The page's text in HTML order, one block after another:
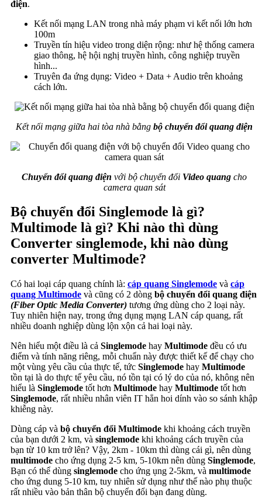
điện.
Kết nối mạng LAN trong nhà máy phạm vi kết nối lớn hơn
100m
Truyền tín hiệu video trong diện rộng: như hệ thống camera
giao thông, hệ hội nghị truyền hình, công nghiệp truyền
hình...
Truyên đa ứng dụng: Video + Data + Audio trên khoảng
cách lớn.
Kết nối mạng giữa hai tòa nhà bằngbộ chuyển đổi quang điện
Chuyển đổi quang điện với bộ chuyển đổi Video quang cho
camera quan sát
Bộ chuyển đổi Singlemode là gì?
Multimode là gì? Khi nào thì dùng
Converter singlemode, khi nào dùng
converter Multimode?
Có hai loại cáp quang chính là: cáp quang Singlemode và cáp
quang Multimode và cũng có 2 dòng bộ chuyển đổi quang điện
(Fiber Optic Media Converter) tương ứng dùng cho 2 loại này.
Tuy nhiên hiện nay, trong ứng dụng mạng LAN cáp quang, rất
nhiều doanh nghiệp dùng lộn xộn cả hai loại này.
Nên hiểu một điều là cả Singlemode hay Multimode đều có ưu
điểm và tính năng riêng, mỗi chuẩn này được thiết kế để chạy cho
một vùng yêu cầu của thực tế, tức Singlemode hay Multimode
tồn tại là do thực tế yêu cầu, nó tồn tại có lý do của nó, không nên
hiểu là Singlemode tốt hơn Multimode hay Multimode tốt hơn
Singlemode, rất nhiều nhân viên IT hẳn hoi dính vào so sánh khập
khiễng này.
Dùng cáp và bộ chuyển đổi Multimode khi khoảng cách truyền
của bạn dưới 2 km, và singlemode khi khoảng cách truyền của
bạn từ 10 km trở lên? Vậy, 2km - 10km thì dùng cái gì, nên dùng
multimode cho ứng dụng 2-5 km, 5-10km nên dùng Singlemode,
Bạn có thể dùng singlemode cho ứng ụng 2-5km, và multimode
cho ứng dung 5-10 km, tuy nhiên sử dụng như thế nào phụ thuộc
rất nhiều vào bản thân bộ chuyển đổi bạn đang dùng.